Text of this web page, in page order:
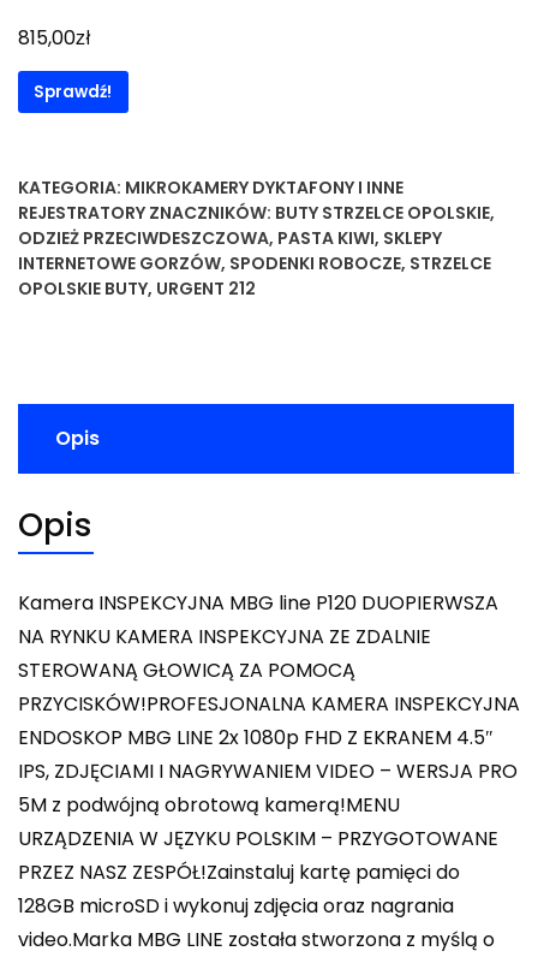
815,00zł
Sprawdź!
KATEGORIA: MIKROKAMERY DYKTAFONY I INNE
REJESTRATORY ZNACZNIKÓW: BUTY STRZELCE OPOLSKIE,
ODZIEŻ PRZECIWDESZCZOWA, PASTA KIWI, SKLEPY
INTERNETOWE GORZÓW, SPODENKI ROBOCZE, STRZELCE
OPOLSKIE BUTY, URGENT 212
Opis
Opis
Kamera INSPEKCYJNA MBG line P120 DUOPIERWSZA
NA RYNKU KAMERA INSPEKCYJNA ZE ZDALNIE
STEROWANĄ GŁOWICĄ ZA POMOCĄ
PRZYCISKÓW!PROFESJONALNA KAMERA INSPEKCYJNA
ENDOSKOP MBG LINE 2x 1080p FHD Z EKRANEM 4.5″
IPS, ZDJĘCIAMI I NAGRYWANIEM VIDEO – WERSJA PRO
5M z podwójną obrotową kamerą!MENU
URZĄDZENIA W JĘZYKU POLSKIM – PRZYGOTOWANE
PRZEZ NASZ ZESPÓŁ!Zainstaluj kartę pamięci do
128GB microSD i wykonuj zdjęcia oraz nagrania
video.Marka MBG LINE została stworzona z myślą o